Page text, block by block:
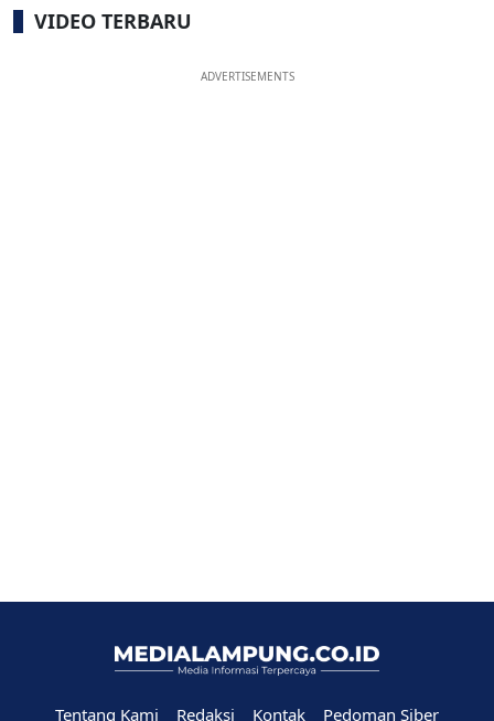
VIDEO TERBARU
ADVERTISEMENTS
Tentang Kami Redaksi Kontak Pedoman Siber